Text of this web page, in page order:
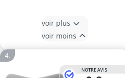
voir plus
voir moins
NOTRE AVIS